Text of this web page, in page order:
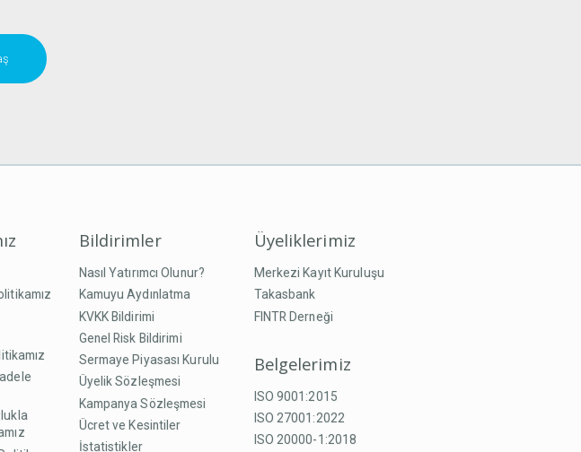
Bildirimler
Nasıl Yatırımcı Olunur?
Kamuyu Aydınlatma
KVKK Bildirimi
Genel Risk Bildirimi
Sermaye Piyasası Kurulu
Üyelik Sözleşmesi
Kampanya Sözleşmesi
Ücret ve Kesintiler
İstatistikler
Üyeliklerimiz
Merkezi Kayıt Kuruluşu
Takasbank
FINTR Derneği
Belgelerimiz
ISO 9001:2015
ISO 27001:2022
ISO 20000-1:2018